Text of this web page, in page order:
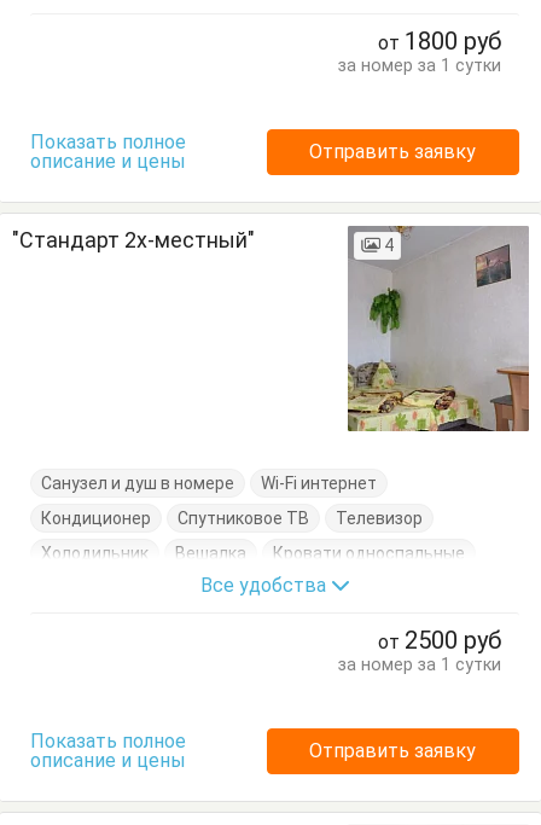
от 1800 руб
за номер за 1 сутки
Показать полное
описание и цены
Отправить заявку
"Стандарт 2х-местный" 4
Санузел и душ в номере
Wi-Fi интернет
Кондиционер
Спутниковое ТВ
Телевизор
Холодильник
Вешалка
Кровати односпальные
Стулья Тумбочки
Все удобства
от 2500 руб
за номер за 1 сутки
Показать полное
описание и цены
Отправить заявку